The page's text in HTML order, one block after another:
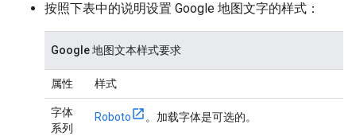
按照下表中的说明设置 Google 地图文字的样式：
Google 地图文本样式要求
属性 样式
字体
系列
Roboto 。加载字体是可选的。